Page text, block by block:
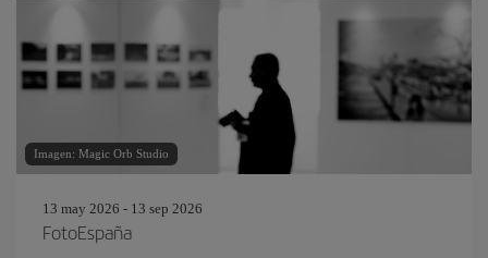
Imagen: Magic Orb Studio
13 may 2026 - 13 sep 2026
FotoEspaña